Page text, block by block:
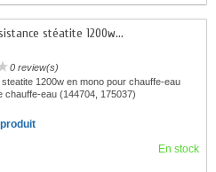
stéatite 1200w...
0 review(s)
1200w en mono pour chauffe-eau
chauffe-eau (144704, 175037)
En stock